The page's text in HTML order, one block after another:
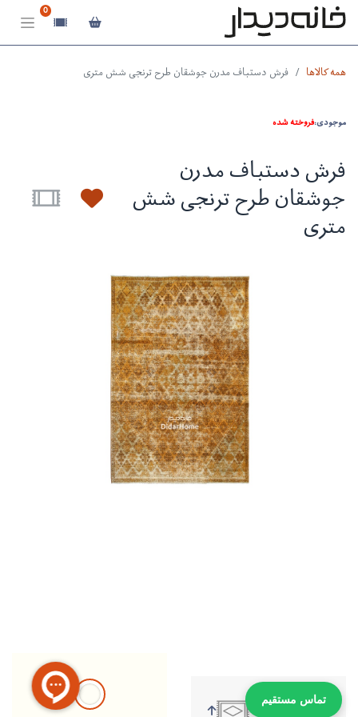
0
همه کالاها فرش دستباف مدرن جوشقان طرح ترنجی شش متری
موجودی:فروخته شده
فرش دستباف مدرن
جوشقان طرح ترنجی شش
متری
تماس مستقیم